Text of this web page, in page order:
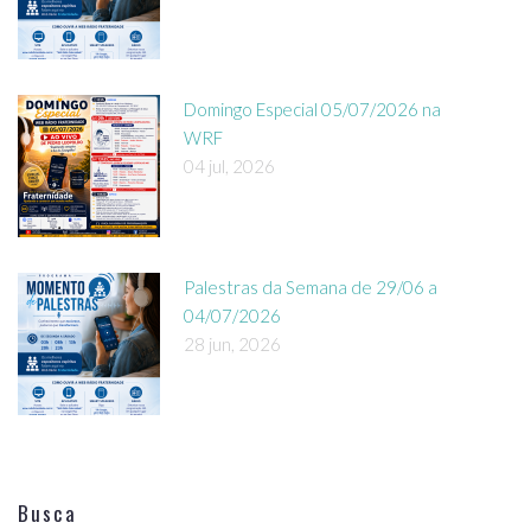
Domingo Especial 05/07/2026 na
WRF
04 jul, 2026
Palestras da Semana de 29/06 a
04/07/2026
28 jun, 2026
Busca